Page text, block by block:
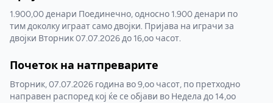
1.900,00 денари Поединечно, односно 1.900 денари по
тим доколку играат само двојки. Пријава на играчи за
двојки Вторник 07.07.2026 до 16,оо часот.
Почеток на натпреварите
Вторник, 07.07.2026 година во 9,оо часот, по претходно
направен распоред кој ќе се објави во Недела до 14,оо